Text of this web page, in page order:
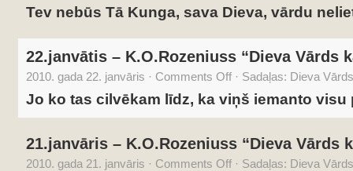
Tev nebūs Tā Kunga, sava Dieva, vārdu
22.janvātis – K.O.Rozeniuss “Dieva Vārds
2010. gada 22. janvāris · Comments Off · Sadaļas: Dieva
Jo ko tas cilvēkam līdz, ka viņš iemanto visu
21.janvāris – K.O.Rozeniuss “Dieva Vārds
2010. gada 21. janvāris · Comments Off · Sadaļas: Dieva